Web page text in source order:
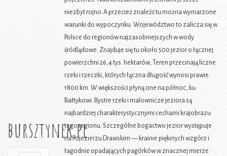
bursztynek.pl
niezbyt rojno. A przecież znaleźć tu można wymarzone
warunki do wypoczynku. Województwo to zalicza się w
Polsce do regionów najzasobniejszych w wody
śródlądowe. Znajduje się tu około 500 jezior o łącznej
powierzchni 26,4 tys. hektarów, Teren przecinają liczne
rzeki i rzeczki, których łączna długość wynosi prawie.
1800 km. W większości płyną one na północ, ku
Bałtykowi. Bystre rzeki i malownicze jeziora są
najbardziej charakterystycznymi cechami krajobrazu
tego regionu. Szczególne bogactwo jezior występuje
na Pojezierzu Drawskim — krainie piękinych wzgórz i
łagodnie opadających pagórków w znacznej mierze